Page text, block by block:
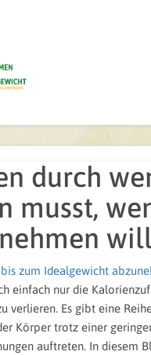
durch
musst,
bis zum Idealgewicht
einfach nur die
verlieren. Es gibt eine
Körper trotz einer
auftreten. In diesem